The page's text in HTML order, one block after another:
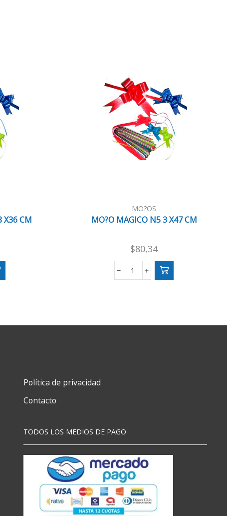
X36 CM
MO?OS
MO?O MAGICO N5 3 X47 CM
$80,34
MO?
X47
Política de privacidad
Contacto
TODOS LOS MEDIOS DE PAGO